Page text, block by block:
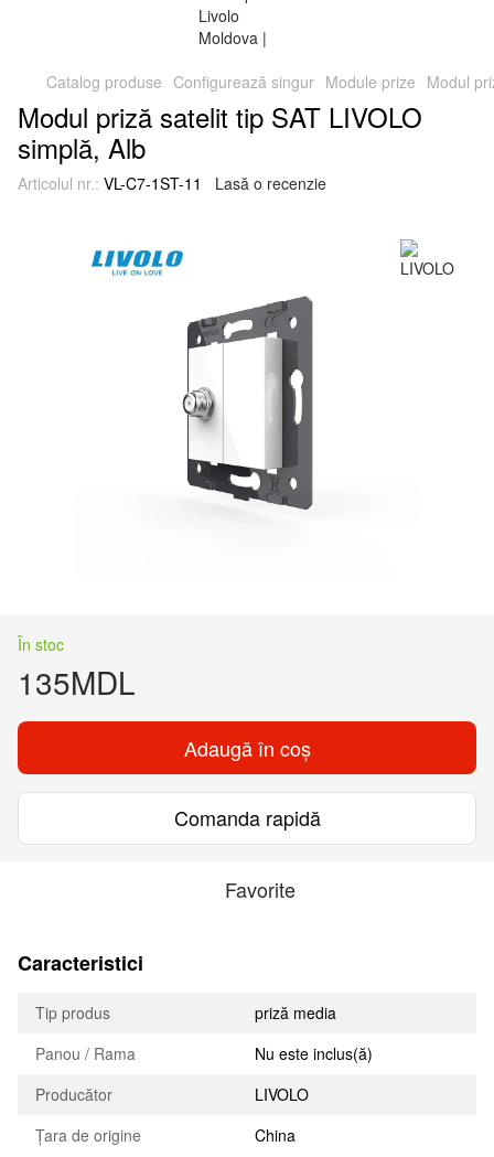
Catalog produse Configurează singur Module prize Modul
Modul priză satelit tip SAT LIVOLO
simplă, Alb
Articolul nr.: VL-C7-1ST-11 Lasă o recenzie
În stoc
135MDL
Adaugă în coș
Comanda rapidă
Favorite
Caracteristici
Tip produs
priză media
Panou / Rama
Nu este inclus(ă)
Producător
LIVOLO
Țara de origine
China